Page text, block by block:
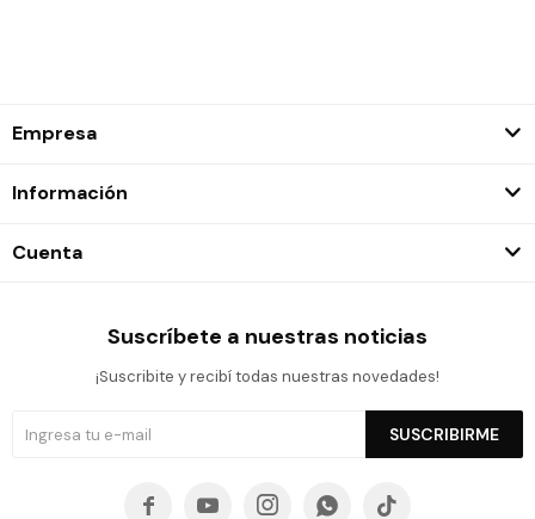
Empresa
Información
Cuenta
Suscríbete a nuestras noticias
¡Suscribite y recibí todas nuestras novedades!
SUSCRIBIRME
    